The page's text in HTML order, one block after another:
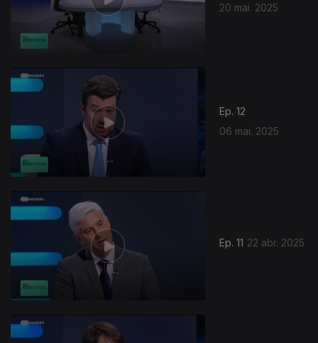
20 mai. 2025
Ep. 12
06 mai. 2025
Ep. 11 22 abr. 2025